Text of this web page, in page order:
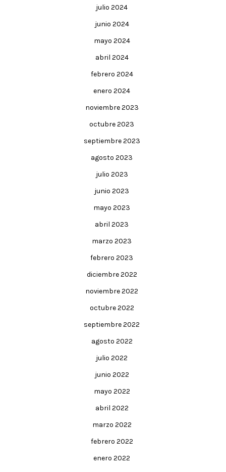
julio 2024
junio 2024
mayo 2024
abril 2024
febrero 2024
enero 2024
noviembre 2023
octubre 2023
septiembre 2023
agosto 2023
julio 2023
junio 2023
mayo 2023
abril 2023
marzo 2023
febrero 2023
diciembre 2022
noviembre 2022
octubre 2022
septiembre 2022
agosto 2022
julio 2022
junio 2022
mayo 2022
abril 2022
marzo 2022
febrero 2022
enero 2022